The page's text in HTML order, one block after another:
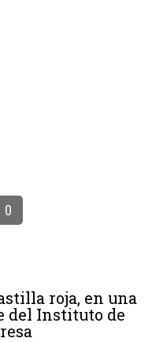
0
roja, en una
del Instituto de